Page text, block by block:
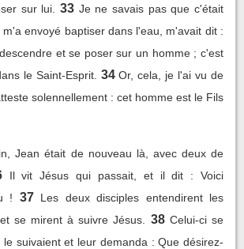
sur lui.
33 Je ne savais pas que c'était
m'a envoyé baptiser dans l'eau, m'avait dit :
et se poser sur un homme ; c'est
le Saint-Esprit. 34 Or, cela, je l'ai vu de
solennellement : cet homme est le Fils
Jean était de nouveau là, avec deux de
Il vit Jésus qui passait, et il dit : Voici
!
37 Les deux disciples entendirent les
se mirent à suivre Jésus.
38 Celui-ci se
le suivaient et leur demanda : Que désirez-